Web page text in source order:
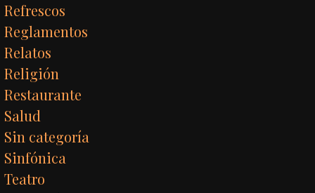
Refrescos
Reglamentos
Relatos
Religión
Restaurante
Salud
Sin categoría
Sinfónica
Teatro